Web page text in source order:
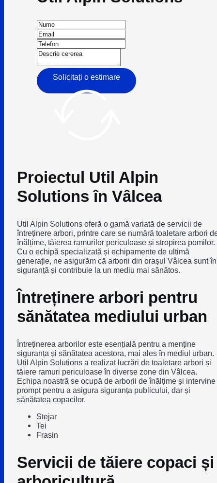
Solicitați o estimare
Proiectul Util Alpin
Solutions în Vâlcea
Util Alpin Solutions oferă o gamă variată de servicii de
întreținere arbori, printre care se numără toaletare arbori
înălțime, tăierea ramurilor periculoase și stropirea pomilor.
Cu o echipă specializată și echipamente de ultimă
generație, ne asigurăm că arborii din orașul Vâlcea sunt în
siguranță și contribuie la un mediu mai sănătos.
Întreținere arbori pentru
sănătatea mediului urban
Întreținerea arborilor este esențială pentru a menține
siguranța și sănătatea acestora, mai ales în mediul urban.
Util Alpin Solutions a realizat lucrări de toaletare arbori și
tăiere ramuri periculoase în diverse zone din Vâlcea.
Echipa noastră se ocupă de arborii de înălțime și intervine
prompt pentru a asigura siguranța publicului, dar și
sănătatea copacilor.
Stejar
Tei
Frasin
Servicii de tăiere copaci și